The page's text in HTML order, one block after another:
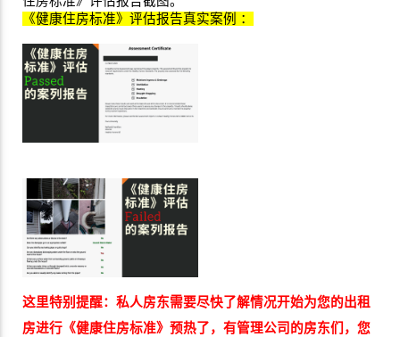
《健康住房标准》评估报告真实案例 ：
这里特别提醒：私人房东需要尽快了解情况开始为您的出租
房进行《健康住房标准》预热了，有管理公司的房东们，您